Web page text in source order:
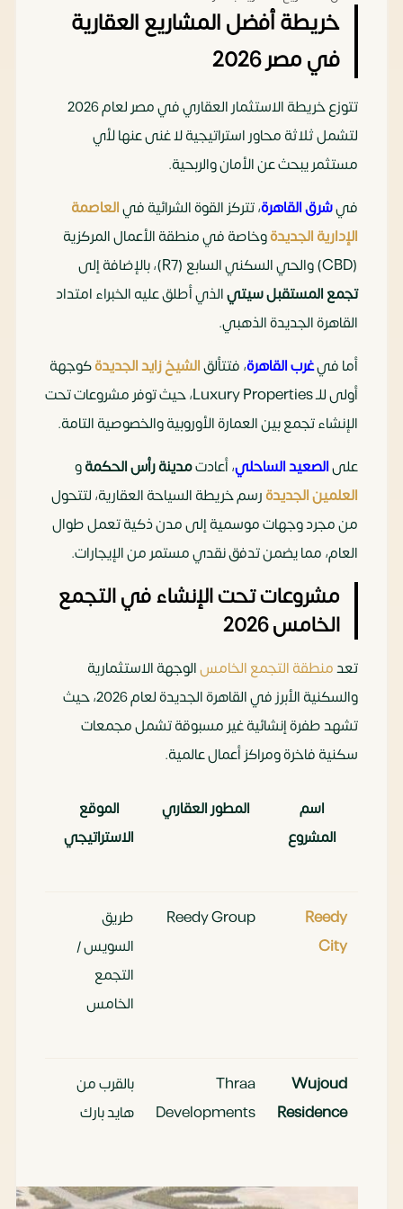
خريطة أفضل المشاريع العقارية
في مصر 2026
تتوزع خريطة الاستثمار العقاري في مصر لعام 2026
لتشمل ثلاثة محاور استراتيجية لا غنى عنها لأي
مستثمر يبحث عن الأمان والربحية.
فيشرق القاهرة، تتركز القوة الشرائية فيالعاصمة
الإدارية الجديدةوخاصة في منطقة الأعمال المركزية
(CBD) والحي السكني السابع (R7)، بالإضافة إلى
تجمع المستقبل سيتيالذي أطلق عليه الخبراء امتداد
القاهرة الجديدة الذهبي.
أما فيغرب القاهرة، فتتألقالشيخ زايد الجديدةكوجهة
أولى للـ Luxury Properties، حيث توفر مشروعات تحت
الإنشاء تجمع بين العمارة الأوروبية والخصوصية التامة.
علىالصعيد الساحلي، أعادتمدينة رأس الحكمةو
العلمين الجديدةرسم خريطة السياحة العقارية، لتتحول
من مجرد وجهات موسمية إلى مدن ذكية تعمل طوال
العام، مما يضمن تدفق نقدي مستمر من الإيجارات.
مشروعات تحت الإنشاء في التجمع
الخامس 2026
تعدمنطقة التجمع الخامسالوجهة الاستثمارية
والسكنية الأبرز في القاهرة الجديدة لعام 2026، حيث
تشهد طفرة إنشائية غير مسبوقة تشمل مجمعات
سكنية فاخرة ومراكز أعمال عالمية.
اسم
المشروع
المطور العقاري
الموقع
الاستراتيجي
Reedy
City
Reedy Group
طريق
السويس /
التجمع
الخامس
Wujoud
Residence
Thraa
Developments
بالقرب من
هايد بارك